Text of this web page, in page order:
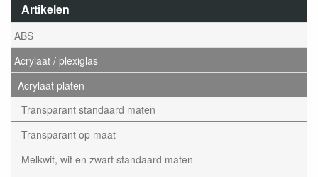
Artikelen
ABS
Acrylaat / plexiglas
Acrylaat platen
Transparant standaard maten
Transparant op maat
Melkwit, wit en zwart standaard maten